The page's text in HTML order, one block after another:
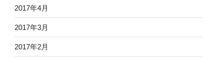
2017年4月
2017年3月
2017年2月